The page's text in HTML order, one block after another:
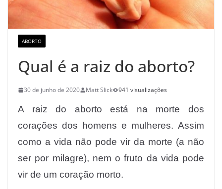
ABORTO
Qual é a raiz do aborto?
30 de junho de 2020 Matt Slick 941 visualizações
A raiz do aborto está na morte dos
corações dos homens e mulheres. Assim
como a vida não pode vir da morte (a não
ser por milagre), nem o fruto da vida pode
vir de um coração morto.